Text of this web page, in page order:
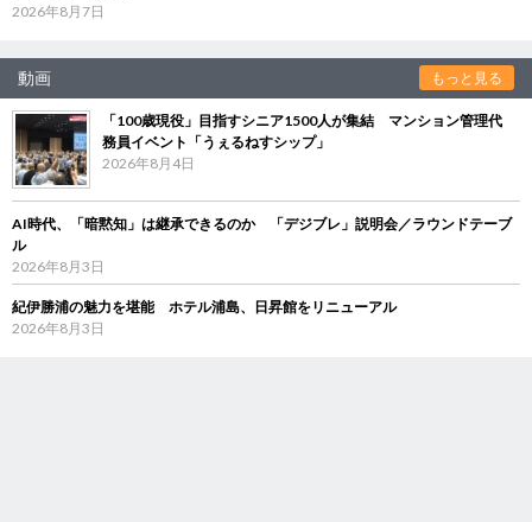
2026年8月7日
動画 もっと見る
「100歳現役」目指すシニア1500人が集結 マンション管理代
務員イベント「うぇるねすシップ」
2026年8月4日
AI時代、「暗黙知」は継承できるのか 「デジブレ」説明会／ラウンドテーブ
ル
2026年8月3日
紀伊勝浦の魅力を堪能 ホテル浦島、日昇館をリニューアル
2026年8月3日